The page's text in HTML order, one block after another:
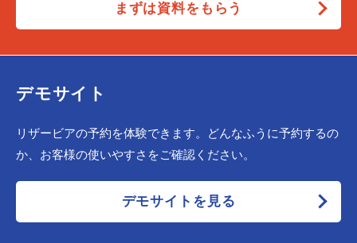
まずは資料をもらう
デモサイト
リザービアの予約を体験できます。どんなふうに予約するの
か、お客様の使いやすさをご確認ください。
デモサイトを見る